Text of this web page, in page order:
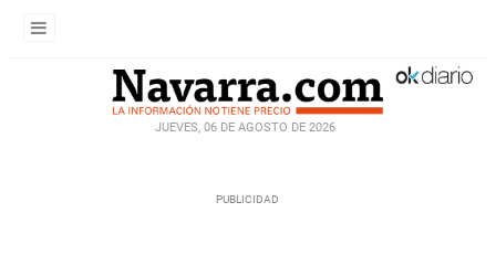
JUEVES, 06 DE AGOSTO DE 2026